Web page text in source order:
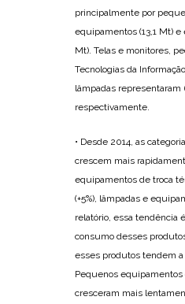
principalmente por
equipamentos (13,1 Mt)
Mt). Telas e monitores,
Tecnologias da
lâmpadas representaram
respectivamente.
• Desde 2014, as
crescem mais
equipamentos de troca
(+5%), lâmpadas e
relatório, essa tendência
consumo desses
esses produtos tendem
Pequenos
cresceram mais